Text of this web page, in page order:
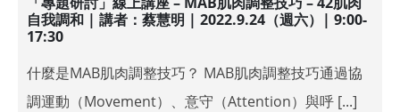
自我調和 | 講者：蔡慧明 | 2022.9.24（週六）| 9:00-
17:30
什麼是MAB肌肉調整技巧？ MAB肌肉調整技巧通過協
調運動（Movement）、意守（Attention）與呼 [...]